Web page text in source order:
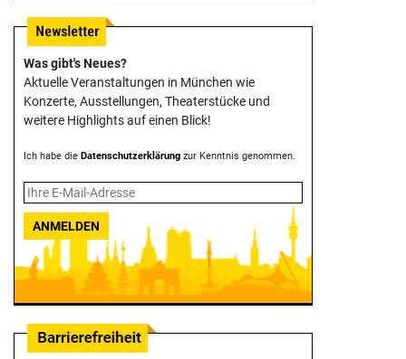
Was gibt's Neues?
Aktuelle Veranstaltungen in München wie
Konzerte, Ausstellungen, Theater­stücke und
weitere Highlights auf einen Blick!
Ich habe die Datenschutzerklärung zur Kenntnis genommen.
ANMELDEN